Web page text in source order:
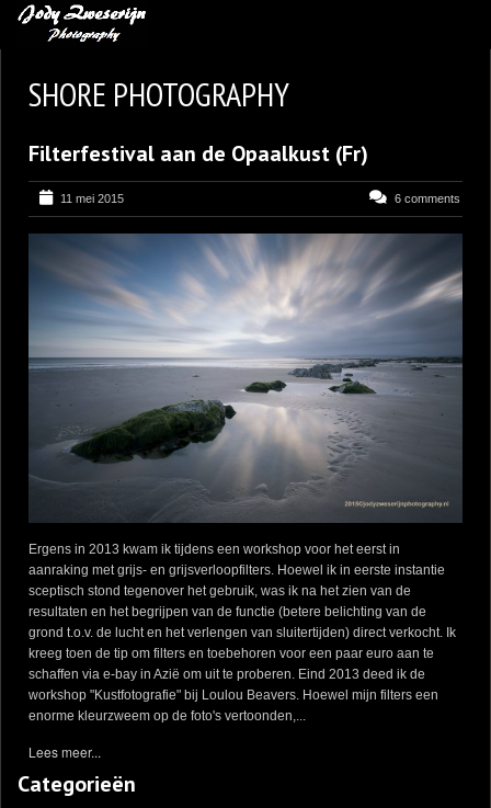
BLOG
LEREN VAN KUNST
BENCE MATE FOTOHUTTEN
OVER MIJ
SHORE PHOTOGRAPHY
Filterfestival aan de Opaalkust (Fr)
11 mei 2015 6 comments
Ergens in 2013 kwam ik tijdens een workshop voor het eerst in
aanraking met grijs- en grijsverloopfilters. Hoewel ik in eerste instantie
sceptisch stond tegenover het gebruik, was ik na het zien van de
resultaten en het begrijpen van de functie (betere belichting van de
grond t.o.v. de lucht en het verlengen van sluitertijden) direct verkocht. Ik
kreeg toen de tip om filters en toebehoren voor een paar euro aan te
schaffen via e-bay in Azië om uit te proberen. Eind 2013 deed ik de
workshop "Kustfotografie" bij Loulou Beavers. Hoewel mijn filters een
enorme kleurzweem op de foto's vertoonden,...
Lees meer...
Categorieën